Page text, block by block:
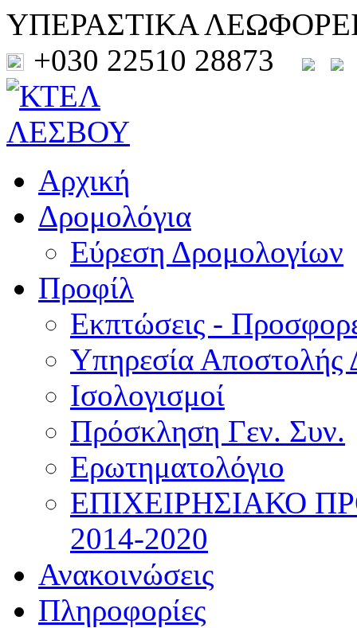
ΥΠΕΡΑΣΤΙΚΑ
+030 22510 28873
Αρχική
Δρομολόγια
Εύρεση Δρομολογίων
Προφίλ
Εκπτώσεις -
Υπηρεσία Αποστολής
Ισολογισμοί
Πρόσκληση Γεν. Συν.
Ερωτηματολόγιο
ΕΠΙΧΕΙΡΗΣΙΑΚΟ
2014-2020
Ανακοινώσεις
Πληροφορίες